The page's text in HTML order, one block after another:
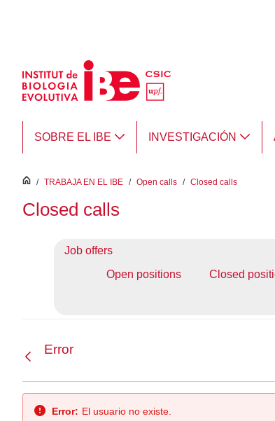
SOBRE EL IBE INVESTIGACIÓN
inici
/ TRABAJA EN EL IBE / Open calls / Closed calls
Closed calls
Job offers
Open positions
Closed
Error
Error: El usuario no existe.